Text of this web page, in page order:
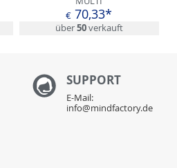
€ 70,33*
über50verkauft
SUPPORT
E-Mail:
info@mindfactory.de